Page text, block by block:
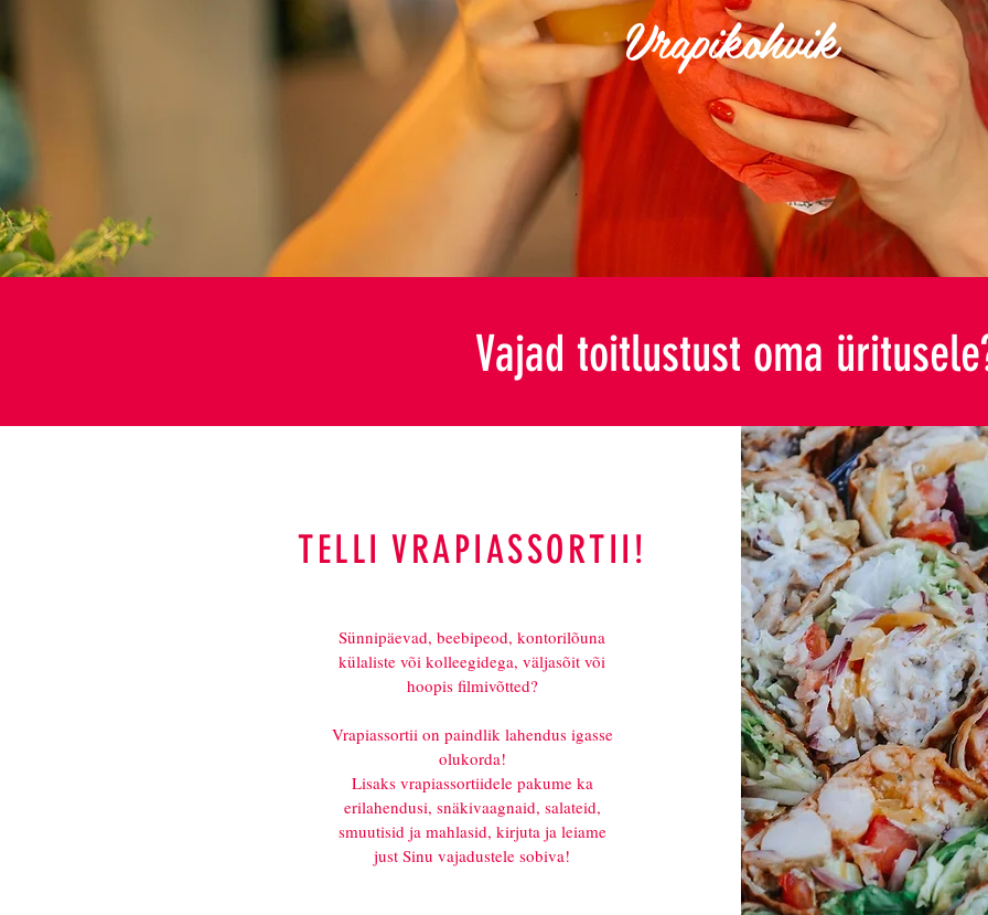
Vrapikohvik
Vajad toitlustust oma
TELLI VRAPIASSORTII!
Sünnipäevad, beebipeod, kontorilõuna
külaliste või kolleegidega, väljasõit või
hoopis filmivõtted?
Vrapiassortii on paindlik lahendus igasse
olukorda!
Lisaks vrapiassortiidele pakume ka
erilahendusi, snäkivaagnaid, salateid,
smuutisid ja mahlasid, kirjuta ja leiame
just Sinu vajadustele sobiva!